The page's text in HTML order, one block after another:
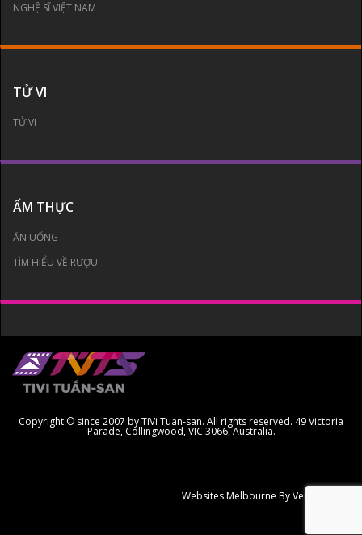
NGHỆ SĨ VIỆT NAM
TỬ VI
TỬ VI
ẨM THỰC
ĂN UỐNG
TÌM HIỂU VỀ RƯỢU
Copyright © since 2007 by TiVi Tuan-san. All rights reserved. 49 Victoria
Parade, Collingwood, VIC 3066, Australia.
Websites Melbourne By Ven Creative